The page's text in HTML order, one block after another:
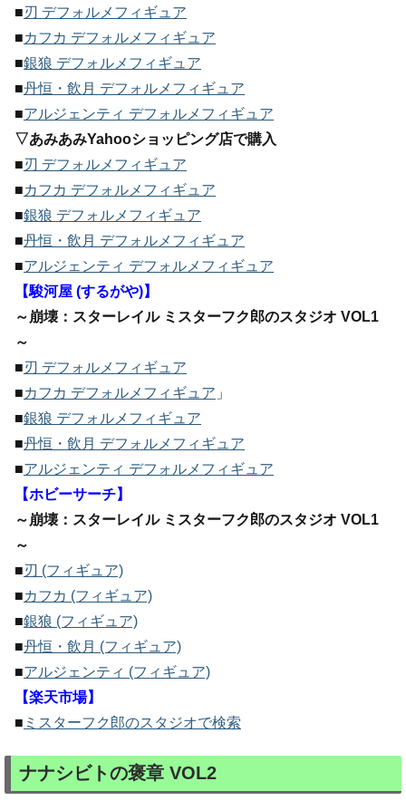
■刃 デフォルメフィギュア
■カフカ デフォルメフィギュア
■銀狼 デフォルメフィギュア
■丹恒・飲月 デフォルメフィギュア
■アルジェンティ デフォルメフィギュア
▽あみあみYahooショッピング店で購入
■刃 デフォルメフィギュア
■カフカ デフォルメフィギュア
■銀狼 デフォルメフィギュア
■丹恒・飲月 デフォルメフィギュア
■アルジェンティ デフォルメフィギュア
【駿河屋 (するがや)】
～崩壊：スターレイル ミスターフク郎のスタジオ VOL1
～
■刃 デフォルメフィギュア
■カフカ デフォルメフィギュア 」
■銀狼 デフォルメフィギュア
■丹恒・飲月 デフォルメフィギュア
■アルジェンティ デフォルメフィギュア
【ホビーサーチ】
～崩壊：スターレイル ミスターフク郎のスタジオ VOL1
～
■刃 (フィギュア)
■カフカ (フィギュア)
■銀狼 (フィギュア)
■丹恒・飲月 (フィギュア)
■アルジェンティ (フィギュア)
【楽天市場】
■ ミスターフク郎のスタジオで検索
ナナシビトの褒章 VOL2